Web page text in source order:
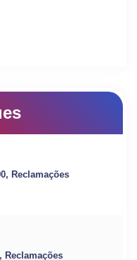
Reclamações
Reclamações